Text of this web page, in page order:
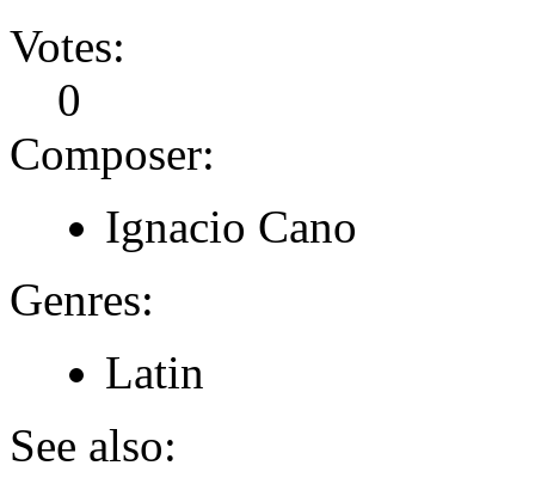
Votes:
0
Composer:
Ignacio Cano
Genres:
Latin
See also: